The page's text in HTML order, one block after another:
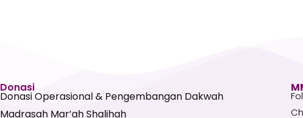
Donasi
Donasi Operasional & Pengembangan Dakwah
Madrasah Mar’ah Shalihah